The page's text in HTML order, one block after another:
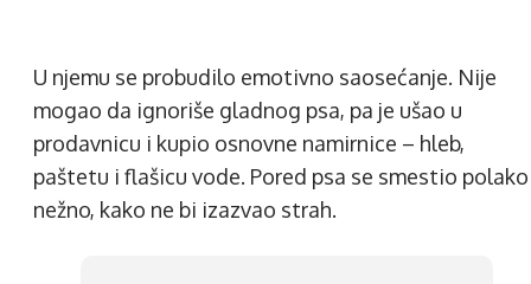
U njemu se probudilo emotivno saosećanje. Nije
mogao da ignoriše gladnog psa, pa je ušao u
prodavnicu i kupio osnovne namirnice – hleb,
paštetu i flašicu vode. Pored psa se smestio
nežno, kako ne bi izazvao strah.